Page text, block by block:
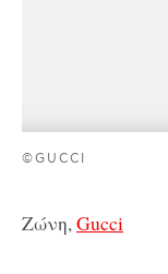
©GUCCI
Ζώνη,Gucci